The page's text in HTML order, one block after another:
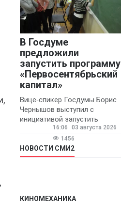
Вячеслав
Финагин(5)
Иван Панов
Анна Лопаткина
(4)
Артём Шишков
(4)
Владимир
Ревенку(4)
Вячеслав
Чеглов
В Госдуме
предложили
запустить программу
«Первосентябрьский
капитал»
Вице‑спикер Госдумы Борис
Чернышов выступил с
инициативой запустить
ежегодную федеральную
программу
«Первосентябрьский капитал»
- она предполагает
16:06
03 августа 2026
1456
НОВОСТИ СМИ2
КИНОМЕХАНИКА